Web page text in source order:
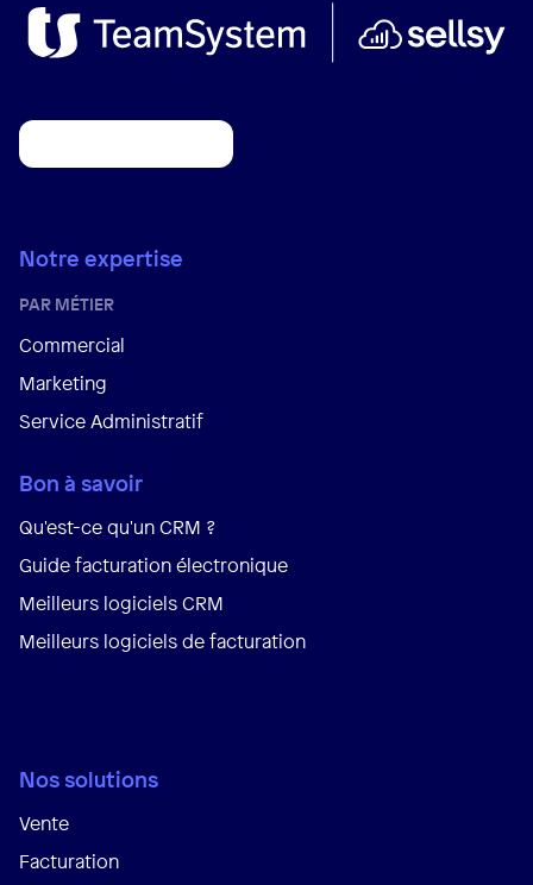
Notre expertise
PAR MÉTIER
Commercial
Marketing
Service Administratif
Bon à savoir
Qu'est-ce qu'un CRM ?
Guide facturation électronique
Meilleurs logiciels CRM
Meilleurs logiciels de facturation
Nos solutions
Vente
Facturation